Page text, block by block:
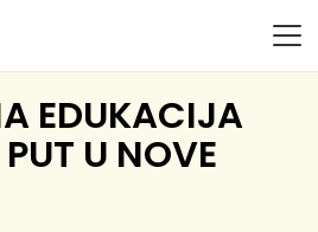
EDUKACIJA
U NOVE